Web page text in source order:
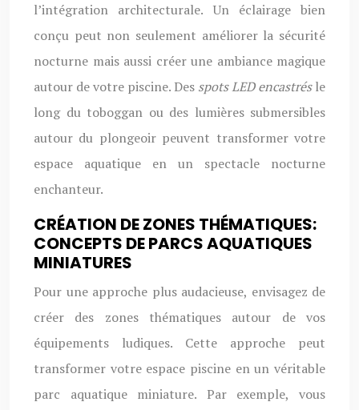
l’intégration architecturale. Un éclairage bien
conçu peut non seulement améliorer la sécurité
nocturne mais aussi créer une ambiance magique
autour de votre piscine. Des spots LED encastrésle
long du toboggan ou des lumières submersibles
autour du plongeoir peuvent transformer votre
espace aquatique en un spectacle nocturne
enchanteur.
CRÉATION DE ZONES THÉMATIQUES:
CONCEPTS DE PARCS AQUATIQUES
MINIATURES
Pour une approche plus audacieuse, envisagez de
créer des zones thématiques autour de vos
équipements ludiques. Cette approche peut
transformer votre espace piscine en un véritable
parc aquatique miniature. Par exemple, vous